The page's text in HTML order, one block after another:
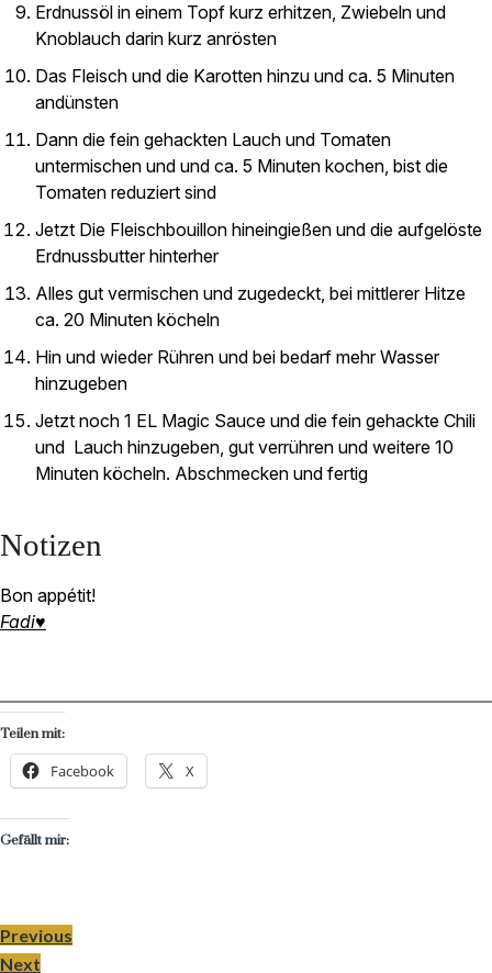
Erdnussöl in einem Topf kurz erhitzen, Zwiebeln und
Knoblauch darin kurz anrösten
Das Fleisch und die Karotten hinzu und ca. 5 Minuten
andünsten
Dann die fein gehackten Lauch und Tomaten
untermischen und und ca. 5 Minuten kochen, bist die
Tomaten reduziert sind
Jetzt Die Fleischbouillon hineingießen und die aufgelöste
Erdnussbutter hinterher
Alles gut vermischen und zugedeckt, bei mittlerer Hitze
ca. 20 Minuten köcheln
Hin und wieder Rühren und bei bedarf mehr Wasser
hinzugeben
Jetzt noch 1 EL Magic Sauce und die fein gehackte Chili
und Lauch hinzugeben, gut verrühren und weitere 10
Minuten köcheln. Abschmecken und fertig
Notizen
Bon appétit!
Fadi♥
Teilen mit:
Facebook X
Gefällt mir:
Previous
Next